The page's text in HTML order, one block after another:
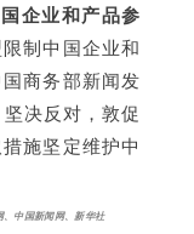
企业和产品参
制中国企业和
商务部新闻发
决反对，敦促
施坚定维护中
、中国新闻网、新华社